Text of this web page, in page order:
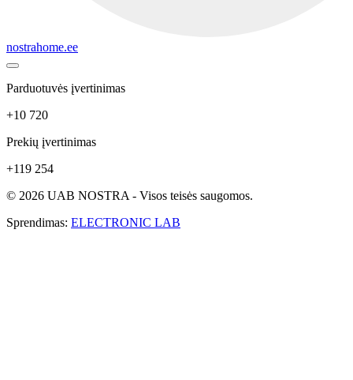
nostrahome.ee
Parduotuvės įvertinimas
+10 720
Prekių įvertinimas
+119 254
© 2026 UAB NOSTRA - Visos teisės saugomos.
Sprendimas: ELECTRONIC LAB